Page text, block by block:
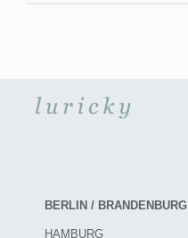
BERLIN / BRANDENBURG
HAMBURG